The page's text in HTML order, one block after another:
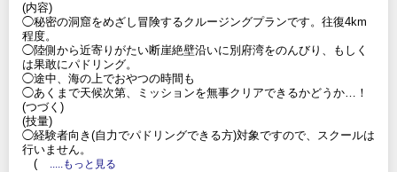
(内容)
◯秘密の洞窟をめざし冒険するクルージングプランです。往復4km
程度。
◯陸側から近寄りがたい断崖絶壁沿いに別府湾をのんびり、もしく
は果敢にパドリング。
◯途中、海の上でおやつの時間も
◯あくまで天候次第、ミッションを無事クリアできるかどうか…！
(つづく)
(技量)
◯経験者向き(自力でパドリングできる方)対象ですので、スクールは
行いません。
(
.....もっと見る